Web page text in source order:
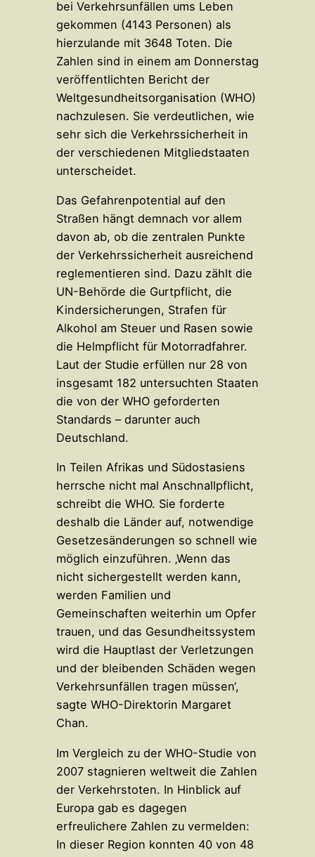
bei Verkehrsunfällen ums Leben
gekommen (4143 Personen) als
hierzulande mit 3648 Toten. Die
Zahlen sind in einem am Donnerstag
veröffentlichten Bericht der
Weltgesundheitsorganisation (WHO)
nachzulesen. Sie verdeutlichen, wie
sehr sich die Verkehrssicherheit in
der verschiedenen Mitgliedstaaten
unterscheidet.
Das Gefahrenpotential auf den
Straßen hängt demnach vor allem
davon ab, ob die zentralen Punkte
der Verkehrssicherheit ausreichend
reglementieren sind. Dazu zählt die
UN-Behörde die Gurtpflicht, die
Kindersicherungen, Strafen für
Alkohol am Steuer und Rasen sowie
die Helmpflicht für Motorradfahrer.
Laut der Studie erfüllen nur 28 von
insgesamt 182 untersuchten Staaten
die von der WHO geforderten
Standards – darunter auch
Deutschland.
In Teilen Afrikas und Südostasiens
herrsche nicht mal Anschnallpflicht,
schreibt die WHO. Sie forderte
deshalb die Länder auf, notwendige
Gesetzesänderungen so schnell wie
möglich einzuführen. ‚Wenn das
nicht sichergestellt werden kann,
werden Familien und
Gemeinschaften weiterhin um Opfer
trauen, und das Gesundheitssystem
wird die Hauptlast der Verletzungen
und der bleibenden Schäden wegen
Verkehrsunfällen tragen müssen‘,
sagte WHO-Direktorin Margaret
Chan.
Im Vergleich zu der WHO-Studie von
2007 stagnieren weltweit die Zahlen
der Verkehrstoten. In Hinblick auf
Europa gab es dagegen
erfreulichere Zahlen zu vermelden:
In dieser Region konnten 40 von 48